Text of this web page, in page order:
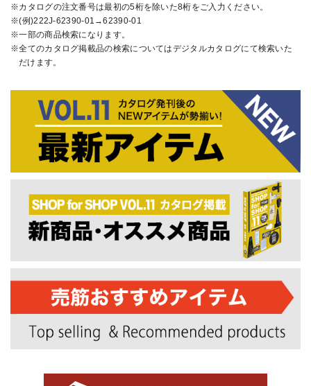
カタログの注文番号は最初の5桁を除いた8桁をご入力ください。
(例)222J-62390-01→62390-01
一部の商品検索になります。
全てのカタログ掲載品の検索についてはデジタルカタログにて検索いた
だけます。